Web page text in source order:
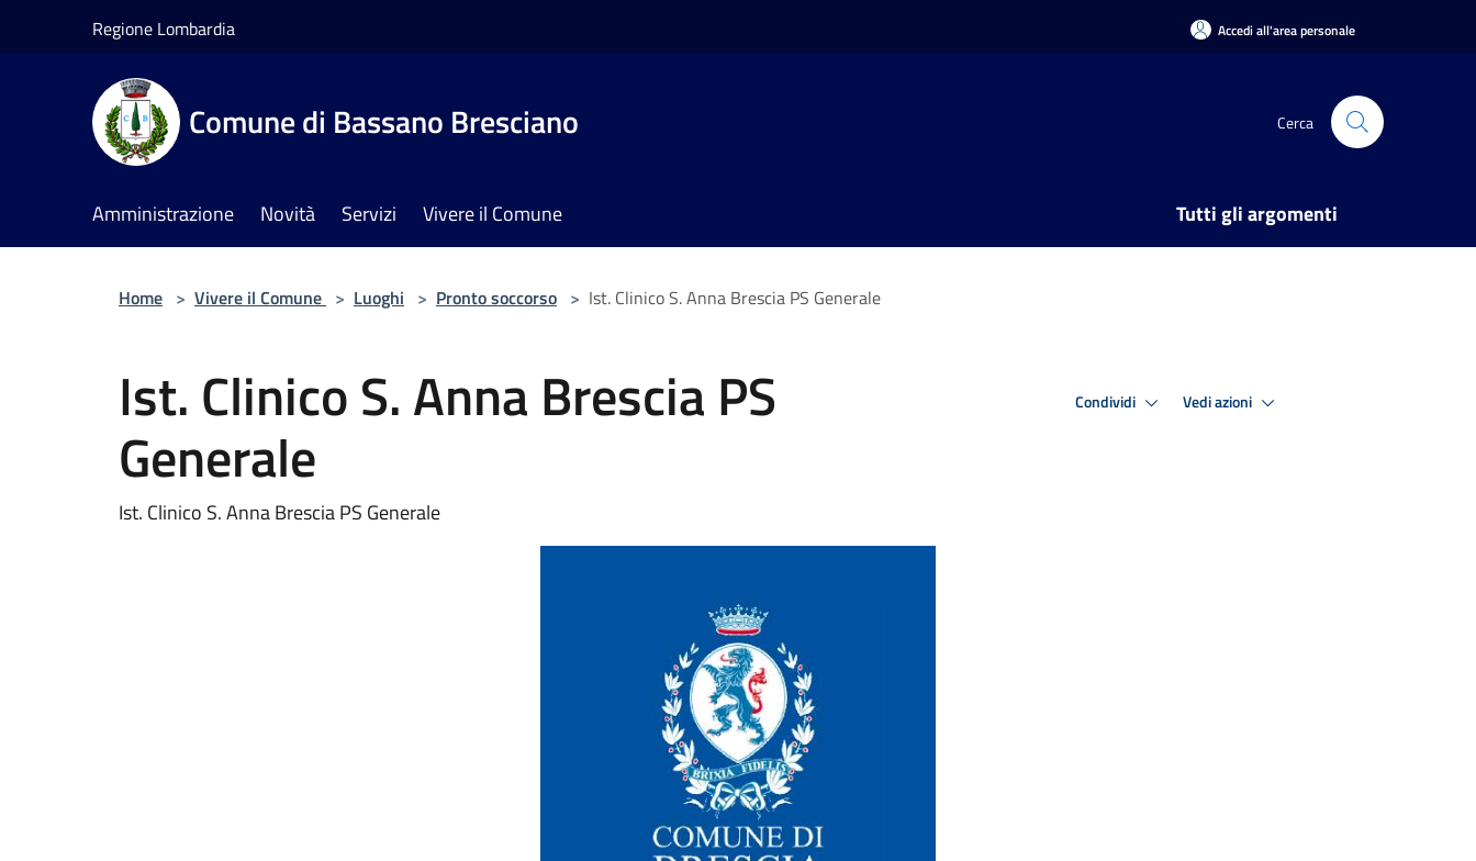
Regione Lombardia Accedi all'area personale
Comune di Bassano Bresciano Cerca
Amministrazione Novità Servizi Vivere il Comune Tutti gli argomenti
Home > Vivere il Comune > Luoghi > Pronto soccorso > Ist. Clinico S. Anna Brescia PS Generale
Ist. Clinico S. Anna Brescia PS
Generale
Ist. Clinico S. Anna Brescia PS Generale
Condividi Vedi azioni